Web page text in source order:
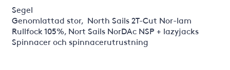
Segel
Genomlattad stor, North Sails 2T-Cut Nor-lam
Rullfock 105%, Nort Sails NorDAc NSP + lazyjacks
Spinnacer och spinnacerutrustning